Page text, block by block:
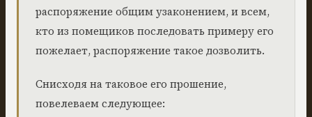
распоряжение общим узаконением, и всем,
кто из помещиков последовать примеру его
пожелает, распоряжение такое дозволить.
Снисходя на таковое его прошение,
повелеваем следующее: